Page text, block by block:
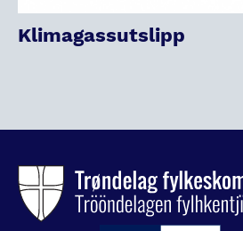
Klimagassutslipp